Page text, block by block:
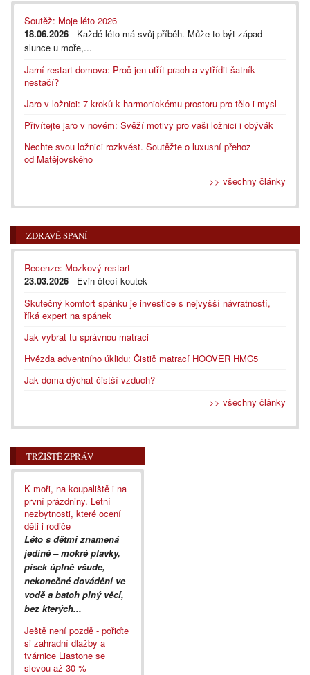
Soutěž: Moje léto 2026
18.06.2026 - Každé léto má svůj příběh. Může to být západ
slunce u moře,...
Jarní restart domova: Proč jen utřít prach a vytřídit šatník
nestačí?
Jaro v ložnici: 7 kroků k harmonickému prostoru pro tělo i mysl
Přivítejte jaro v novém: Svěží motivy pro vaši ložnici i obývák
Nechte svou ložnici rozkvést. Soutěžte o luxusní přehoz
od Matějovského
>> všechny články
ZDRAVÉ SPANÍ
Recenze: Mozkový restart
23.03.2026 - Evin čtecí koutek
Skutečný komfort spánku je investice s nejvyšší návratností,
říká expert na spánek
Jak vybrat tu správnou matraci
Hvězda adventního úklidu: Čistič matrací HOOVER HMC5
Jak doma dýchat čistší vzduch?
>> všechny články
TRŽIŠTĚ ZPRÁV
K moři, na koupaliště i na
první prázdniny. Letní
nezbytnosti, které ocení
děti i rodiče
Léto s dětmi znamená
jediné – mokré plavky,
písek úplně všude,
nekonečné dovádění ve
vodě a batoh plný věcí,
bez kterých...
Ještě není pozdě - pořiďte
si zahradní dlažby a
tvárnice Liastone se
slevou až 30 %